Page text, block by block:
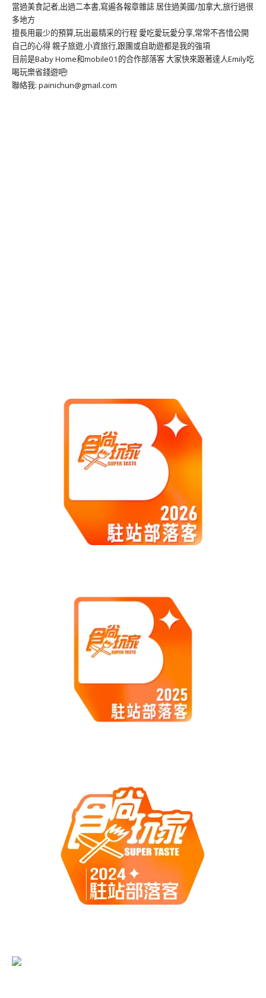
當過美食記者,出過二本書,寫遍各報章雜誌 居住過美國/加拿大,旅行過很
多地方
擅長用最少的預算,玩出最精采的行程 愛吃愛玩愛分享,常常不吝惜公開
自己的心得 親子旅遊,小資旅行,跟團或自助遊都是我的強項
目前是Baby Home和mobile01的合作部落客 大家快來跟著達人Emily吃
喝玩樂省錢遊吧!
聯絡我: painichun@gmail.com